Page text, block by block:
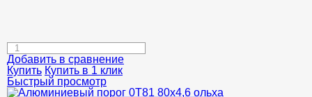
Добавить в сравнение
Купить Купить в 1 клик
Быстрый просмотр